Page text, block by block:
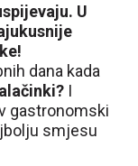
U
dana kada
I
gastronomski
smjesu